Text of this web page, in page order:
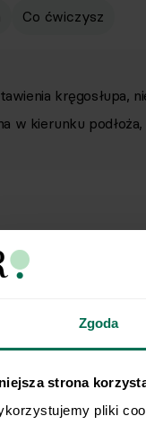
Zgoda
strona
pliki
Co ćwiczysz
kręgosłupa,
w kierunku